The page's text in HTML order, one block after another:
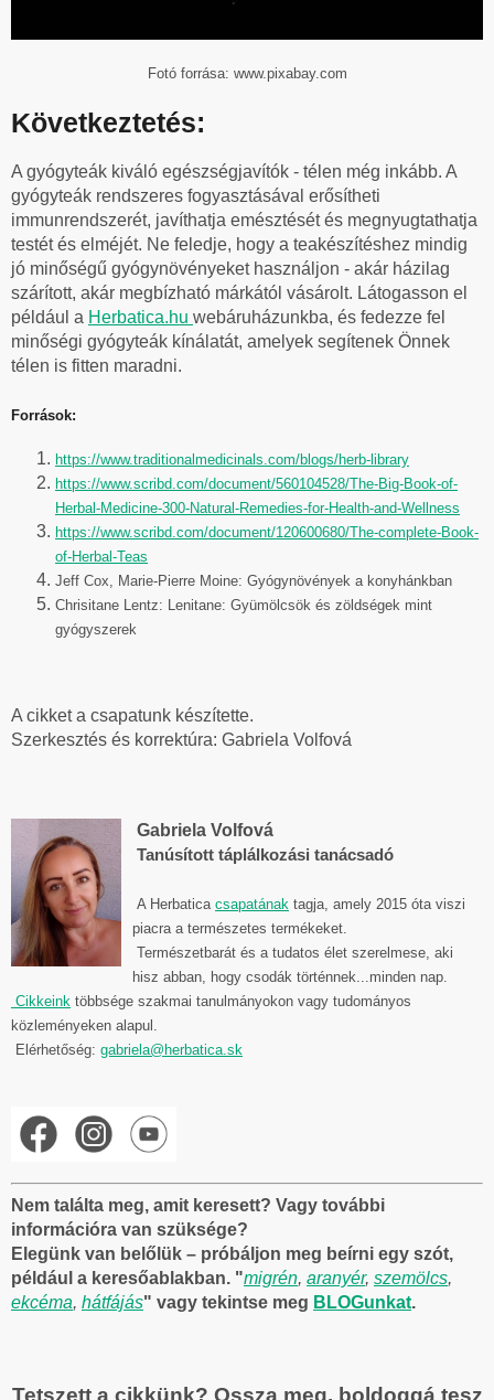
Fotó forrása: www.pixabay.com
Következtetés:
A gyógyteák kiváló egészségjavítók - télen még inkább. A
gyógyteák rendszeres fogyasztásával erősítheti
immunrendszerét, javíthatja emésztését és megnyugtathatja
testét és elméjét. Ne feledje, hogy a teakészítéshez mindig
jó minőségű gyógynövényeket használjon - akár házilag
szárított, akár megbízható márkától vásárolt. Látogasson el
például a Herbatica.hu webáruházunkba, és fedezze fel
minőségi gyógyteák kínálatát, amelyek segítenek Önnek
télen is fitten maradni.
Források:
https://www.traditionalmedicinals.com/blogs/herb-library
https://www.scribd.com/document/560104528/The-Big-Book-of-
Herbal-Medicine-300-Natural-Remedies-for-Health-and-Wellness
https://www.scribd.com/document/120600680/The-complete-Book-
of-Herbal-Teas
Jeff Cox, Marie-Pierre Moine: Gyógynövények a konyhánkban
Chrisitane Lentz: Lenitane: Gyümölcsök és zöldségek mint
gyógyszerek
A cikket a csapatunk készítette.
Szerkesztés és korrektúra: Gabriela Volfová
Gabriela Volfová
Tanúsított táplálkozási tanácsadó
A Herbatica csapatának tagja, amely 2015 óta viszi
piacra a természetes termékeket.
Természetbarát és a tudatos élet szerelmese, aki
hisz abban, hogy csodák történnek...minden nap.
Cikkeink többsége szakmai tanulmányokon vagy tudományos
közleményeken alapul.
Elérhetőség: gabriela@herbatica.sk
Nem találta meg, amit keresett? Vagy további
információra van szüksége?
Elegünk van belőlük – próbáljon meg beírni egy szót,
például a keresőablakban. "migrén, aranyér, szemölcs,
ekcéma, hátfájás" vagy tekintse meg BLOGunkat.
Tetszett a cikkünk? Ossza meg, boldoggá tesz